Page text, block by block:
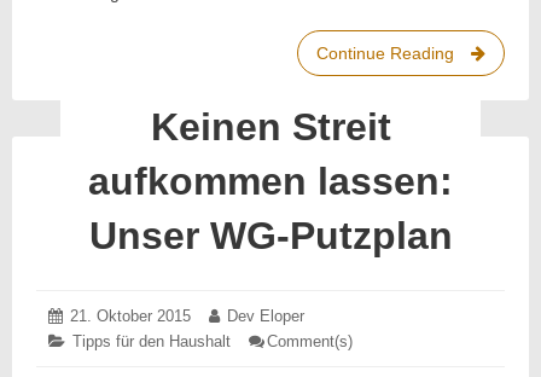
Continue Reading
Das
Keinen Streit
aufkommen lassen:
Unser WG-Putzplan
Posted
on:
21. Oktober 2015 21.
Oktober
2015
Author:
Dev Eloper
Categories:
Tipps für den Haushalt Comment(s)